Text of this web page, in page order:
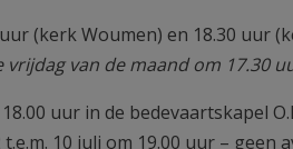
uur (kerk Woumen) en 18.30 uur
vrijdag van de maand om 17.30
uur in de bedevaartskapel
10 juli om 19.00 uur – geen